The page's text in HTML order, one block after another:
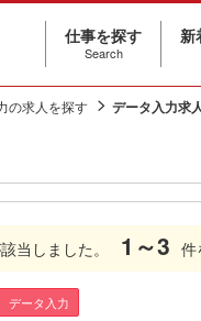
仕事を探す
Search
新
の求人を探す データ入力求
当しました。 1～3 件
データ入力